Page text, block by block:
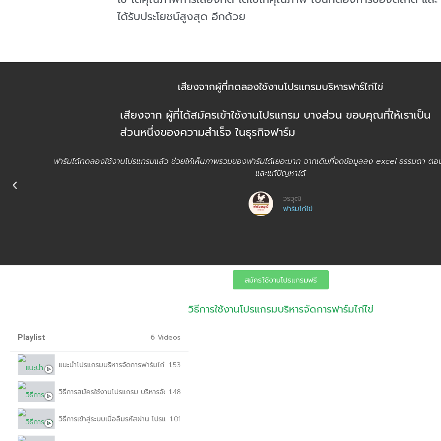
ได้รับประโยชน์สูงสุด อีกด้วย
เสียงจากผู้ที่ทดลองใช้งานโปรแกรมบริหารฟาร์ไก่ไข่
เสียงจาก ผู้ที่ได้สมัครเข้าใช้งานโปรแกรม บางส่วน ขอบคุณที่ให้เราเป็น
ส่วนหนึ่งของความสำเร็จ ในธุรกิจฟาร์ม
ฟาร์มได้ทดลองใช้งานโปรแกรมแล้ว ช่วยให้เห็นภาพรวมของฟาร์มได้เยอะมาก จากเดิมที่จดข้อมูลลง excel ธรรมดา ต
และแก้ปัญหาได้
วรวุฒิ
ฟาร์มไก่ไข่
สมัครใช้งานโปรแกรมฟรี
วิธีการใช้งานโปรแกรมบริหารจัดการฟาร์มไก่ไข่
Playlist 6 Videos
แนะนำโปรแกรมบริหารจัดการฟาร์มไก่ไข่1:53
วิธีการสมัครใช้งานโปรแกรม บริหารจัดการฟาร์ไก่ไข่
1:48
วิธีการเข้าสู่ระบบเมื่อลืมรหัสผ่าน โปรแกรมบริหารจัดการฟาร์ม ไก่ไข่
1:01